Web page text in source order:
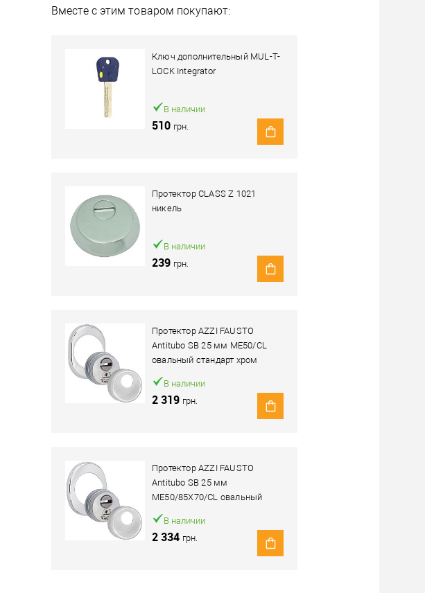
Вместе с этим товаром покупают:
Ключ дополнительный MUL-T-
LOCK Integrator
В наличии
510 грн.
Протектор CLASS Z 1021
никель
В наличии
239 грн.
Протектор AZZI FAUSTO
Antitubo SB 25 мм ME50/CL
овальный стандарт хром
полированный
В наличии
2 319 грн.
Протектор AZZI FAUSTO
Antitubo SB 25 мм
ME50/85X70/CL овальный
широкий хром полированный
В наличии
2 334 грн.